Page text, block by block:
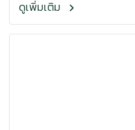
ดูเพิ่มเติม